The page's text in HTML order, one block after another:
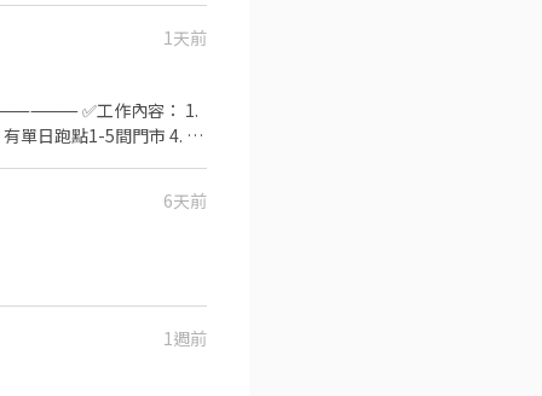
配 💙 補貼照顧：交通工
1天前
✅工作內容： 1.
單日跑點1-5間門市 4. 須
2~6小時，一個月至少6
市缺額變動很快很
班 ⸻【應徵方式】
員找戴小姐/應徵蝦皮(截
6天前
1週前